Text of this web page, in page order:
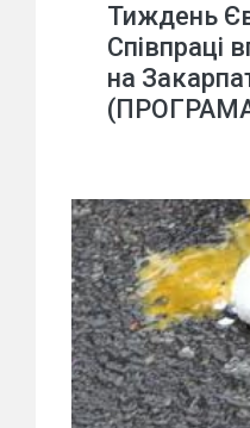
Тиждень
Співпраці
на